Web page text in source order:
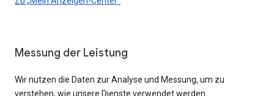
Messung der Leistung
Wir nutzen die Daten zur Analyse und Messung, um zu
verstehen, wie unsere Dienste verwendet werden.